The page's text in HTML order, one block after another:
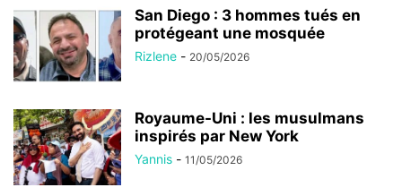
San Diego : 3 hommes tués en
protégeant une mosquée
Rizlene - 20/05/2026
Royaume-Uni : les musulmans
inspirés par New York
Yannis - 11/05/2026